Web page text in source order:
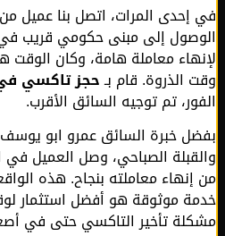
المرات، اتصل بنا عميل من
معاملة هامة، وكان الوقت هو
الذروة. قام بـحجز تاكسي في
تم توجيه السائق الأقرب.
خبرة السائق عمرو ابو يوسف في
الصباحي، وصل العميل في
معاملته بنجاح. هذه الواقعة
موثوقة هو أفضل استثمار
تأخير التاكسي حتى في أصعب